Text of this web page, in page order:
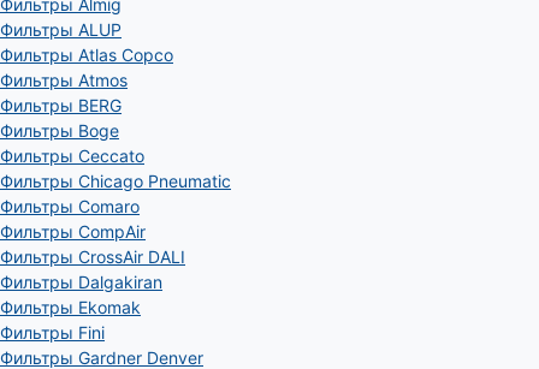
Фильтры Almig
Фильтры ALUP
Фильтры Atlas Copco
Фильтры Atmos
Фильтры BERG
Фильтры Boge
Фильтры Ceccato
Фильтры Chicago Pneumatic
Фильтры Comaro
Фильтры CompAir
Фильтры CrossAir DALI
Фильтры Dalgakiran
Фильтры Ekomak
Фильтры Fini
Фильтры Gardner Denver